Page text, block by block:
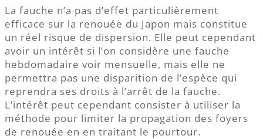
La fauche n’a pas d’effet particulièrement
efficace sur la renouée du Japon mais constitue
un réel risque de dispersion. Elle peut cependant
avoir un intérêt si l’on considère une fauche
hebdomadaire voir mensuelle, mais elle ne
permettra pas une disparition de l’espèce qui
reprendra ses droits à l’arrêt de la fauche.
L’intérêt peut cependant consister à utiliser la
méthode pour limiter la propagation des foyers
de renouée en en traitant le pourtour.